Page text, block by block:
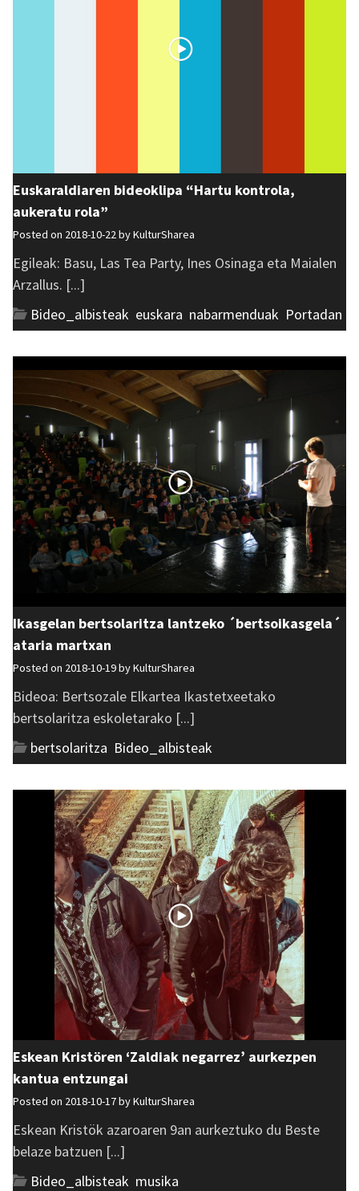
Euskaraldiaren bideoklipa “Hartu kontrola,
aukeratu rola”
Posted on 2018-10-22 byKulturSharea
Egileak: Basu, Las Tea Party, Ines Osinaga eta Maialen
Arzallus. [...]
Bideo_albisteak euskara nabarmenduak Portadan
Ikasgelan bertsolaritza lantzeko ´bertsoikasgela´
ataria martxan
Posted on 2018-10-19 byKulturSharea
Bideoa: Bertsozale Elkartea Ikastetxeetako
bertsolaritza eskoletarako [...]
bertsolaritza Bideo_albisteak
Eskean Kristören ‘Zaldiak negarrez’ aurkezpen
kantua entzungai
Posted on 2018-10-17 byKulturSharea
Eskean Kristök azaroaren 9an aurkeztuko du Beste
belaze batzuen [...]
Bideo_albisteak musika